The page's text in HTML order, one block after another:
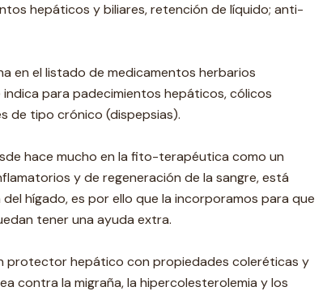
hepáticos y biliares, retención de líquido; anti-
en el listado de medicamentos herbarios
para padecimientos hepáticos, cólicos
de tipo crónico (dispepsias).
hace mucho en la fito-terapéutica como un
y de regeneración de la sangre, está
hígado, es por ello que la incorporamos para que
tener una ayuda extra.
protector hepático con propiedades coleréticas y
contra la migraña, la hipercolesterolemia y los